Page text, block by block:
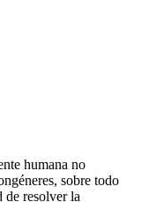
humana no
sobre todo
de resolver la